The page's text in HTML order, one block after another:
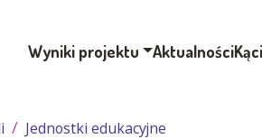
Wyniki projektu Aktualności
Jednostki edukacyjne